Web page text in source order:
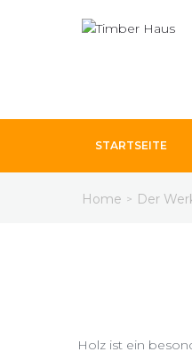
STARTSEITE
Home > Der
Holz ist ein